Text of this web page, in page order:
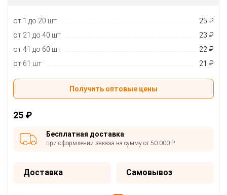
от 1 до 20 шт
25 ₽
от 21 до 40 шт
23 ₽
от 41 до 60 шт
22 ₽
от 61 шт
21 ₽
Получить оптовые цены
25 ₽
Бесплатная доставка
при оформлении заказа на сумму от 50 000 ₽
Доставка Самовывоз